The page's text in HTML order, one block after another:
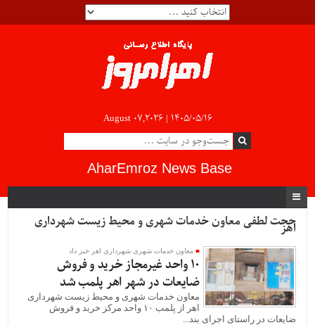
August 07,2026 | ۱۴۰۵/۰۵/۱۶
AharEmroz News Base
حجت لطفی معاون خدمات شهری و محیط زیست شهرداری
اهر
معاون خدمات شهری شهرداری اهر خبر داد
۱۰ واحد غیرمجاز خرید و فروش
ضایعات در شهر اهر پلمب شد
معاون خدمات شهری و محیط زیست شهرداری
اهر از پلمب ۱۰ واحد مرکز خرید و فروش
ضایعات در راستای اجرای بند...